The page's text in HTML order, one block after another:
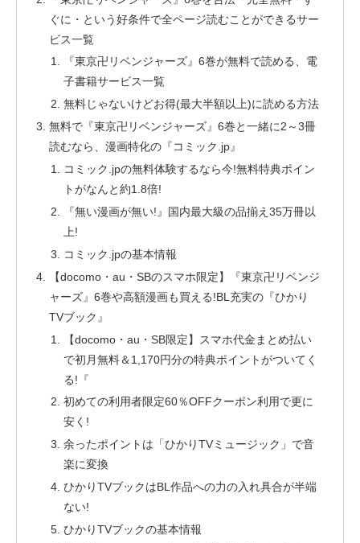
ぐに・という好条件で全ページ読むことができるサー
ビス一覧
『東京卍リベンジャーズ』6巻が無料で読める、電
子書籍サービス一覧
無料じゃないけどお得(最大半額以上)に読める方法
無料で『東京卍リベンジャーズ』6巻と一緒に2～3冊
読むなら、漫画特化の『コミック.jp』
コミック.jpの無料体験するなら今!無料特典ポイン
トがなんと約1.8倍!
『無い漫画が無い!』国内最大級の品揃え35万冊以
上!
コミック.jpの基本情報
【docomo・au・SBのスマホ限定】『東京卍リベンジ
ャーズ』6巻や高額漫画も買える!BL充実の『ひかり
TVブック』
【docomo・au・SB限定】スマホ代金まとめ払い
で初月無料＆1,170円分の特典ポイントがついてく
る!『
初めての利用者限定60％OFFクーポン利用で更に
安く!
余ったポイントは「ひかりTVミュージック」で音
楽に変換
ひかりTVブックはBL作品への力の入れ具合が半端
ない!
ひかりTVブックの基本情報